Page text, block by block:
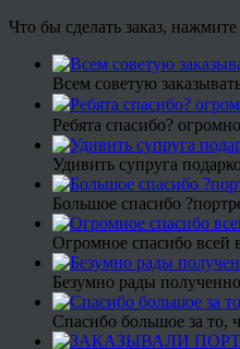
Что бы сделать заказ,
Всем советую
Ребята спасибо?
Удивить супруга
Большое спасибо
Огромное спасибо всей
Безумно рады
Спасибо большое за то,